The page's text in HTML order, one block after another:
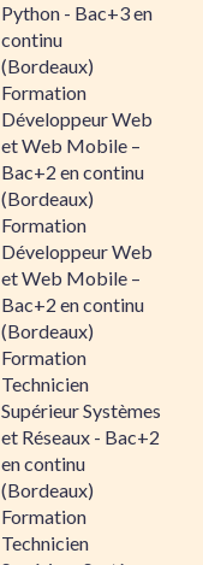
Python - Bac+3 en
continu
(Bordeaux)
Formation
Développeur Web
et Web Mobile –
Bac+2 en continu
(Bordeaux)
Formation
Développeur Web
et Web Mobile –
Bac+2 en continu
(Bordeaux)
Formation
Technicien
Supérieur Systèmes
et Réseaux - Bac+2
en continu
(Bordeaux)
Formation
Technicien